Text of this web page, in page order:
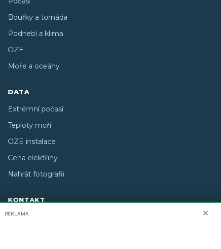
Bouřky a tornáda
Podnebí a klima
OZE
Moře a oceány
DATA
Extrémní počasí
Teploty moří
OZE instalace
Cena elektřiny
Nahrát fotografii
KONTAKT
O nás
REKLAMA ✕